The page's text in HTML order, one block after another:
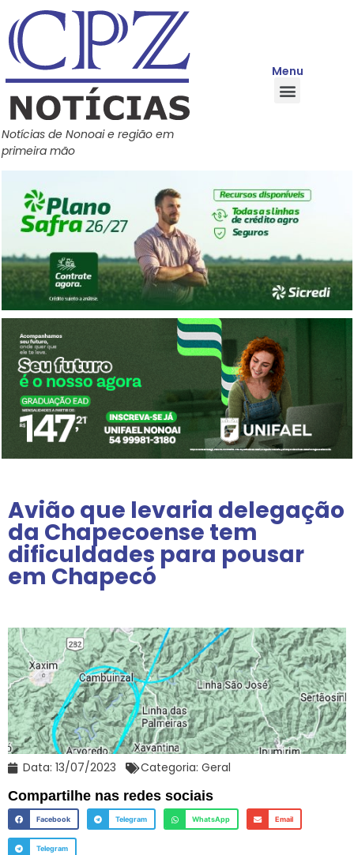
Notícias de Nonoai e região em
primeira mão
Menu
Avião que levaria delegação
da Chapecoense tem
dificuldades para pousar
em Chapecó
Data: 13/07/2023 Categoria: Geral
Compartilhe nas redes sociais
Facebook Telegram WhatsApp Email
Telegram